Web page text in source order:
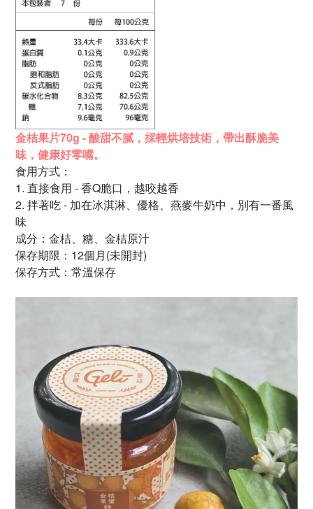
金桔果片70g - 酸甜不膩，採輕烘培技術，帶出酥脆美
味，健康好零嘴。
食用方式：
1. 直接食用 - 香Q脆口，越咬越香
2. 拌著吃- 加在冰淇淋、優格、燕麥牛奶中，別有一番風
味
成分：金桔、糖、金桔原汁
保存期限： 12個月(未開封)
保存方式：常溫保存